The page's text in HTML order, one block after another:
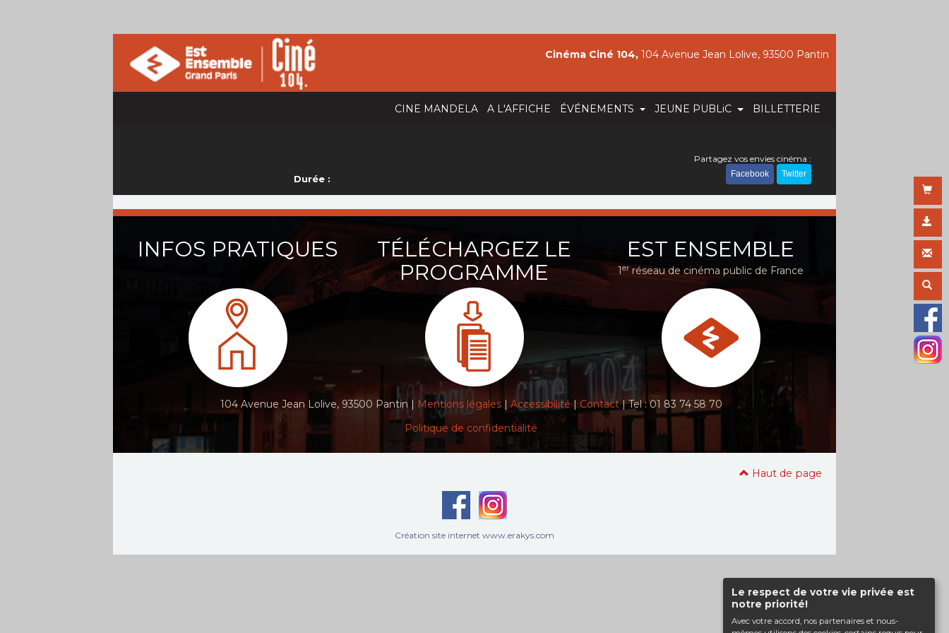
Le respect de votre vie privée est
notre priorité!
Avec votre accord, nos partenaires et nous-
CINE MANDELA A L'AFFICHE ÉVÉNEMENTS JEUNE PUBLiC BILLETTERIE
Cinéma Ciné 104, 104 Avenue Jean Lolive, 93500 Pantin
Durée :
Partagez vos envies cinéma :
Facebook Twitter
INFOS PRATIQUES
TÉLÉCHARGEZ LE
PROGRAMME
EST ENSEMBLE
1er réseau de cinéma public de France
104 Avenue Jean Lolive, 93500 Pantin | Mentions légales|Accessibilité | Contact| Tel : 01 83 74 58 70
Politique de confidentialité
Haut de page
Création site internet www.erakys.com